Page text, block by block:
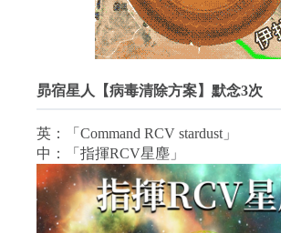
昴宿星人【病毒清除方案】默念3次
英：「Command RCV stardust」
中：「指揮RCV星塵」